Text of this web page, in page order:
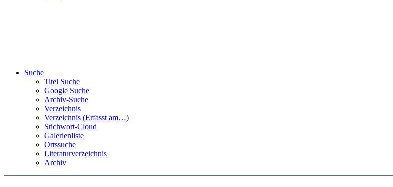
Suche
Titel Suche
Google Suche
Archiv-Suche
Verzeichnis
Verzeichnis (Erfasst am…)
Stichwort-Cloud
Galerienliste
Ortssuche
Literaturverzeichnis
Archiv